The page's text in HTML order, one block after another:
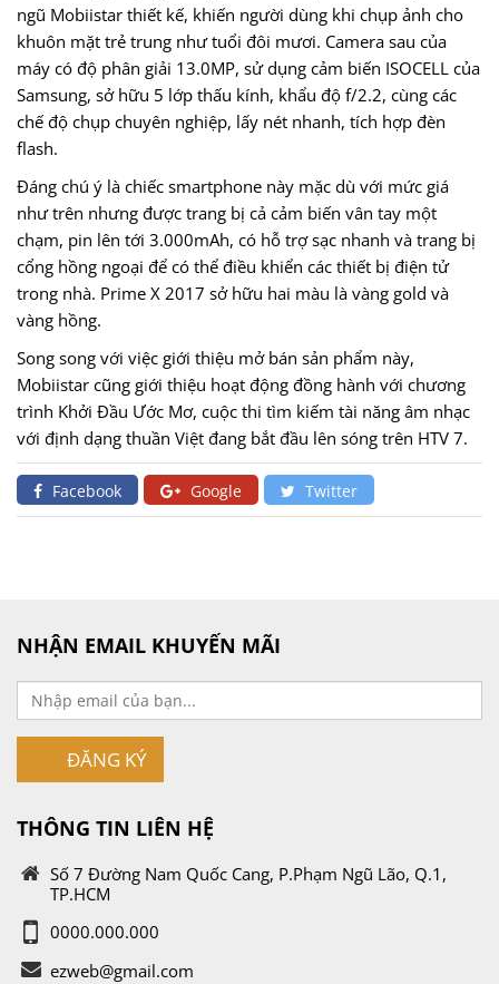
ngũ Mobiistar thiết kế, khiến người dùng khi chụp ảnh cho
khuôn mặt trẻ trung như tuổi đôi mươi. Camera sau của
máy có độ phân giải 13.0MP, sử dụng cảm biến ISOCELL của
Samsung, sở hữu 5 lớp thấu kính, khẩu độ f/2.2, cùng các
chế độ chụp chuyên nghiệp, lấy nét nhanh, tích hợp đèn
flash.
Đáng chú ý là chiếc smartphone này mặc dù với mức giá
như trên nhưng được trang bị cả cảm biến vân tay một
chạm, pin lên tới 3.000mAh, có hỗ trợ sạc nhanh và trang bị
cổng hồng ngoại để có thể điều khiển các thiết bị điện tử
trong nhà. Prime X 2017 sở hữu hai màu là vàng gold và
vàng hồng.
Song song với việc giới thiệu mở bán sản phẩm này,
Mobiistar cũng giới thiệu hoạt động đồng hành với chương
trình Khởi Đầu Ước Mơ, cuộc thi tìm kiếm tài năng âm nhạc
với định dạng thuần Việt đang bắt đầu lên sóng trên HTV 7.
Facebook Google Twitter
NHẬN EMAIL KHUYẾN MÃI
ĐĂNG KÝ
THÔNG TIN LIÊN HỆ
Số 7 Đường Nam Quốc Cang, P.Phạm Ngũ Lão, Q.1,
TP.HCM
0000.000.000
ezweb@gmail.com